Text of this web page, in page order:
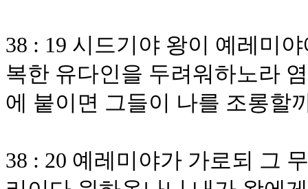
38 : 19 시드기야 왕이 예레미
복한 유다인을 두려워하노라
에 붙이면 그들이 나를 조롱할
38 : 20 예레미야가 가로되 그